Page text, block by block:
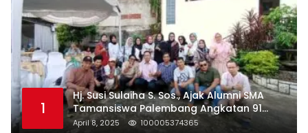
1
Hj. Susi Sulaiha S. Sos., Ajak Alumni SMA
Tamansiswa Palembang Angkatan 91
Halal Bihalal
April 8, 2025 100005374365